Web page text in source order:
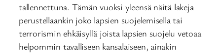
tallennettuna. Tämän vuoksi yleensä näitä lakeja
perustellaankin joko lapsien suojelemisella tai
terrorismin ehkäisyllä joista lapsien suojelu vetoaa
helpommin tavalliseen kansalaiseen, ainakin